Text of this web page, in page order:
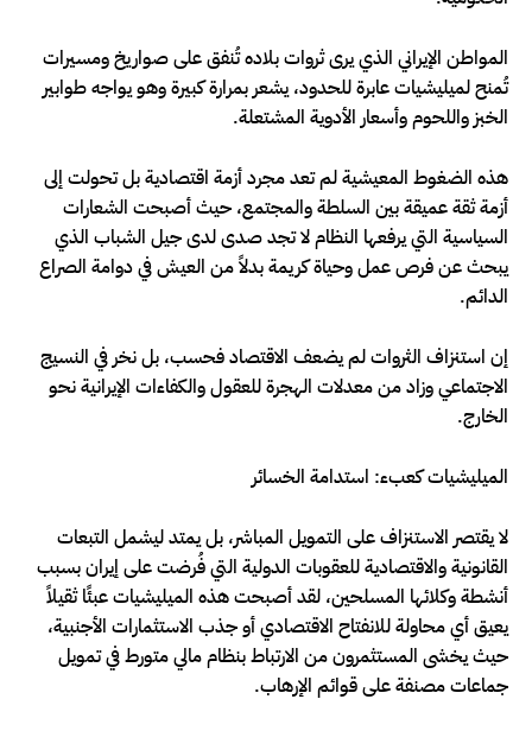
المواطن الإيراني الذي يرى ثروات بلاده تُنفق على صواريخ ومسيرات
تُمنح لميليشيات عابرة للحدود، يشعر بمرارة كبيرة وهو يواجه طوابير
الخبز واللحوم وأسعار الأدوية المشتعلة.
هذه الضغوط المعيشية لم تعد مجرد أزمة اقتصادية بل تحولت إلى
أزمة ثقة عميقة بين السلطة والمجتمع، حيث أصبحت الشعارات
السياسية التي يرفعها النظام لا تجد صدى لدى جيل الشباب الذي
يبحث عن فرص عمل وحياة كريمة بدلاً من العيش في دوامة الصراع
الدائم.
إن استنزاف الثروات لم يضعف الاقتصاد فحسب، بل نخر في النسيج
الاجتماعي وزاد من معدلات الهجرة للعقول والكفاءات الإيرانية نحو
الخارج.
الميليشيات كعبء: استدامة الخسائر
لا يقتصر الاستنزاف على التمويل المباشر، بل يمتد ليشمل التبعات
القانونية والاقتصادية للعقوبات الدولية التي فُرضت على إيران بسبب
أنشطة وكلائها المسلحين، لقد أصبحت هذه الميليشيات عبئًا ثقيلاً
يعيق أي محاولة للانفتاح الاقتصادي أو جذب الاستثمارات الأجنبية،
حيث يخشى المستثمرون من الارتباط بنظام مالي متورط في تمويل
جماعات مصنفة على قوائم الإرهاب.